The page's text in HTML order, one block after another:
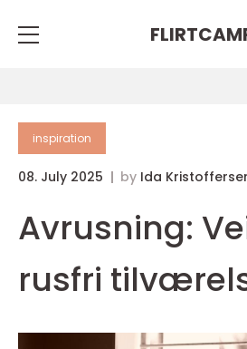
inspiration
08. July 2025 by Ida
Avrusning:
rusfri